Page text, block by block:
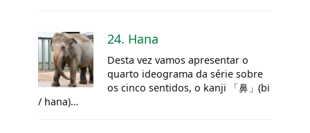
24. Hana
Desta vez vamos apresentar o
quarto ideograma da série sobre
os cinco sentidos, o kanji 「鼻」(bi
/ hana)…